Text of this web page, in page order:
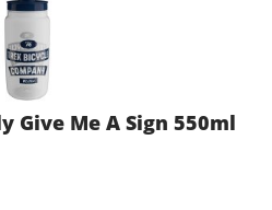
Give Me A Sign 550ml